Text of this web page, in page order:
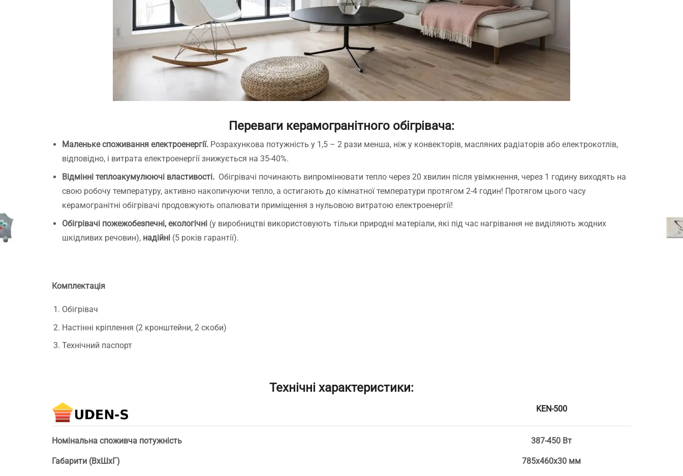
Переваги керамогранітного обігрівача:
Маленьке споживання електроенергії. Розрахункова потужність у 1,5 – 2 рази менша, ніж у конвекторів, масляних радіаторів або електрокотлів,
відповідно, і витрата електроенергії знижується на 35-40%.
Відмінні теплоакумулюючі властивості. Обігрівачі починають випромінювати тепло через 20 хвилин після увімкнення, через 1 годину виходять на
свою робочу температуру, активно накопичуючи тепло, а остигають до кімнатної температури протягом 2-4 годин! Протягом цього часу
керамогранітні обігрівачі продовжують опалювати приміщення з нульовою витратою електроенергії!
Обігрівачі пожежобезпечні, екологічні (у виробництві використовують тільки природні матеріали, які під час нагрівання не виділяють жодних
шкідливих речовин), надійні (5 років гарантії).
Комплектація
Обігрівач
Настінні кріплення (2 кронштейни, 2 скоби)
Технічний паспорт
Технічні характеристики:
KEN-500
Номінальна споживча потужність 387-450 Вт
Габарити (ВхШхГ) 785х460х30 мм